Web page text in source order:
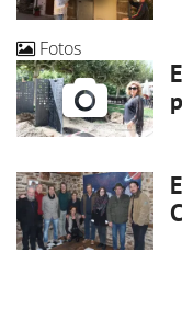
Fotos